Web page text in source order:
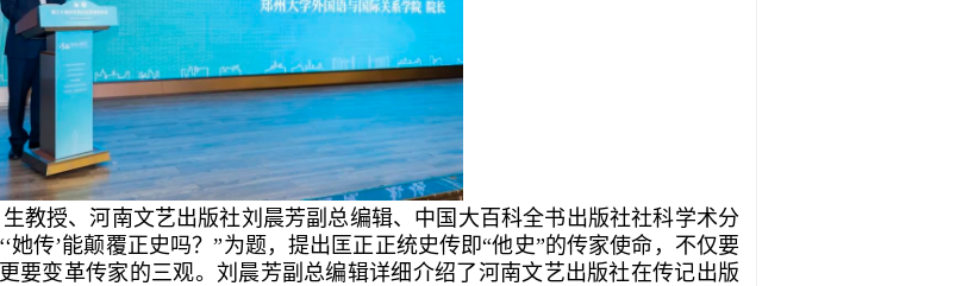
教授、河南文艺出版社刘晨芳副总编辑、中国大百科全书出版社社科学术分
传’能颠覆正史吗？”为题，提出匡正正统史传即“他史”的传家使命，不仅要
要变革传家的三观。刘晨芳副总编辑详细介绍了河南文艺出版社在传记出版